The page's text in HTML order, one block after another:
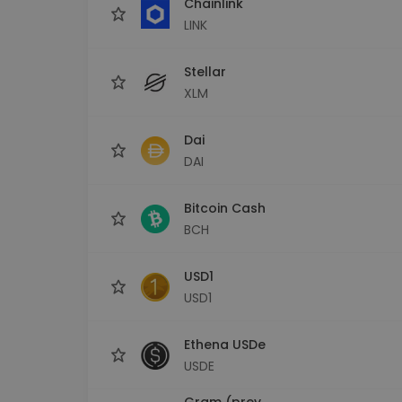
LINK
Stellar
XLM
Dai
DAI
Bitcoin Cash
BCH
USD1
USD1
Ethena USDe
USDE